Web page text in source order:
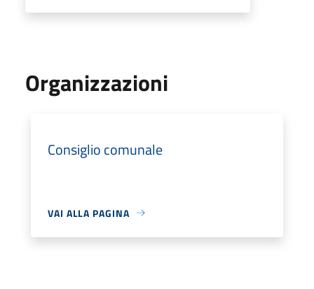
Organizzazioni
Consiglio comunale
VAI ALLA PAGINA